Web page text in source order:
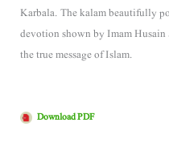
Karbala. The kalam beautifully
devotion shown by Imam Husain رضي الله عنه and his family in protecting
the true message of Islam.
Download PDF